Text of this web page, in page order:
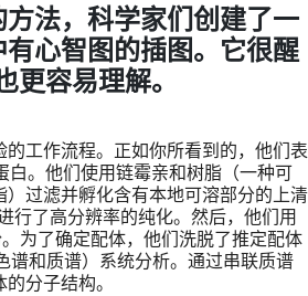
法，科学家们创建了一
心智图的插图。它很醒
更容易理解。
工作流程。正如你所看到的，他们表
白。他们使用链霉亲和树脂（一种可
）过滤并孵化含有本地可溶部分的上清
行了高分辨率的纯化。然后，他们用
为了确定配体，他们洗脱了推定配体
谱和质谱）系统分析。通过串联质谱
分子结构。